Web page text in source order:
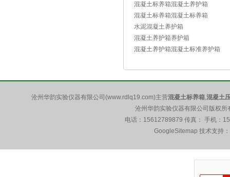
混凝土标养箱混凝土养护箱
混凝土标养箱混凝土标养箱
水泥混凝土养护箱
混凝土养护箱养护箱
混凝土养护箱混凝土标准养护箱
沧州华韵实验仪器有限公司(www.rdlq19.com)主营混凝土标养箱,混凝土
沧州华韵实验仪器有限公司版权
电话：15612789879 传真： 手机：
GoogleSitemap 技术支持